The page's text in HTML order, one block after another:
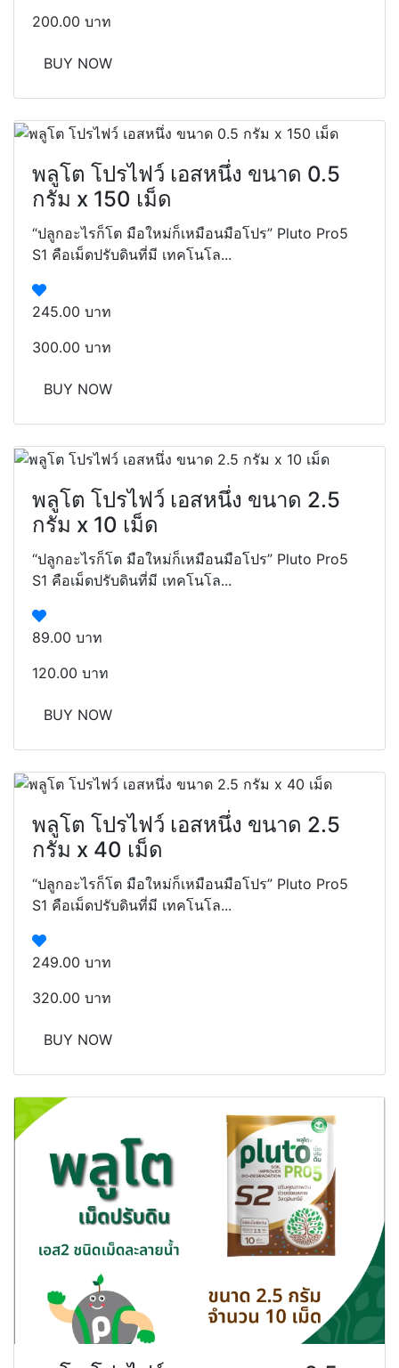
200.00 บาท
BUY NOW
พลูโต โปรไฟว์ เอสหนึ่ง ขนาด 0.5
กรัม x 150 เม็ด
“ปลูกอะไรก็โต มือใหม่ก็เหมือนมือโปร” Pluto Pro5
S1 คือเม็ดปรับดินที่มี เทคโนโล...
245.00 บาท
300.00 บาท
BUY NOW
พลูโต โปรไฟว์ เอสหนึ่ง ขนาด 2.5
กรัม x 10 เม็ด
“ปลูกอะไรก็โต มือใหม่ก็เหมือนมือโปร” Pluto Pro5
S1 คือเม็ดปรับดินที่มี เทคโนโล...
89.00 บาท
120.00 บาท
BUY NOW
พลูโต โปรไฟว์ เอสหนึ่ง ขนาด 2.5
กรัม x 40 เม็ด
“ปลูกอะไรก็โต มือใหม่ก็เหมือนมือโปร” Pluto Pro5
S1 คือเม็ดปรับดินที่มี เทคโนโล...
249.00 บาท
320.00 บาท
BUY NOW